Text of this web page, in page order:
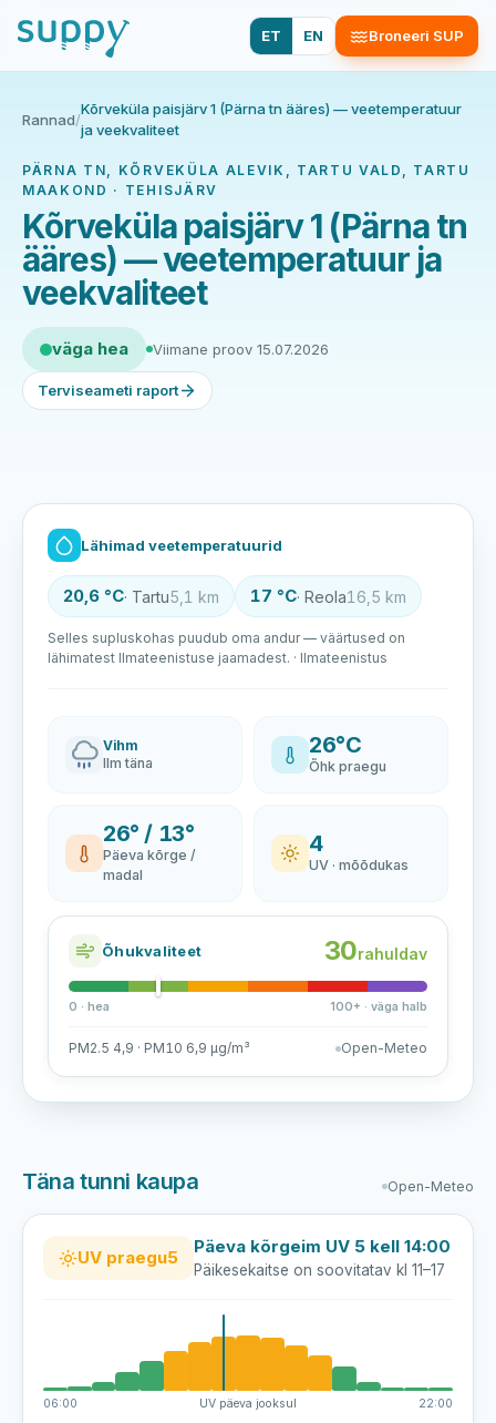
ET EN Broneeri SUP
Rannad/
Kõrveküla paisjärv 1 (Pärna tn ääres) — veetemperatuur
ja veekvaliteet
PÄRNA TN, KÕRVEKÜLA ALEVIK, TARTU VALD, TARTU
MAAKOND · TEHISJÄRV
Kõrveküla paisjärv 1 (Pärna tn
ääres) — veetemperatuur ja
veekvaliteet
väga hea Viimane proov 15.07.2026
Terviseameti raport
Lähimad veetemperatuurid
20,6 °C· Tartu5,1 km 17 °C· Reola16,5 km
Selles supluskohas puudub oma andur — väärtused on
lähimatest Ilmateenistuse jaamadest. · Ilmateenistus
Vihm
Ilm täna
26°C
Õhk praegu
26° / 13°
Päeva kõrge /
madal
4
UV · mõõdukas
Õhukvaliteet 30rahuldav
0 · hea 100+ · väga halb
PM2.5 4,9 · PM10 6,9 µg/m³ Open-Meteo
Täna tunni kaupa Open-Meteo
UV praegu5
Päeva kõrgeim UV 5 kell 14:00
Päikesekaitse on soovitatav kl 11–17
06:00 UV päeva jooksul 22:00